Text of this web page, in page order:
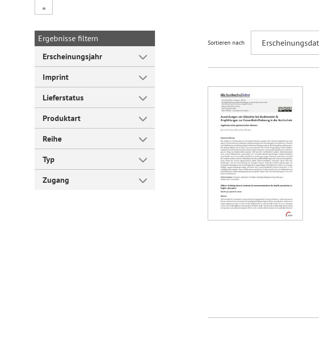
Forum Arbeitslehre
„
Ergebnisse filtern
Erscheinungsjahr
Imprint
Lieferstatus
Produktart
Reihe
Typ
Zugang
Sortieren nach